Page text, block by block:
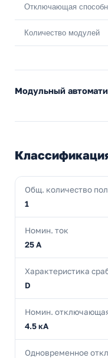
Отключающая
Количество модулей
Модульный
Общ. количество
1
Номин. ток
25 А
Характеристика
D
Номин.
4.5 кА
Одновременное